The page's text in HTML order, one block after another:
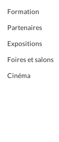
Formation
Partenaires
Expositions
Foires et salons
Cinéma